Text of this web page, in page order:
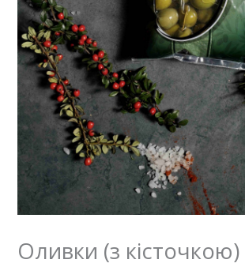
Оливки (з кісточкою)